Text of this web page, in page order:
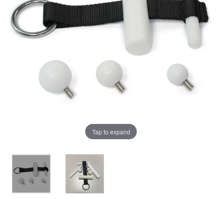
Tap to expand